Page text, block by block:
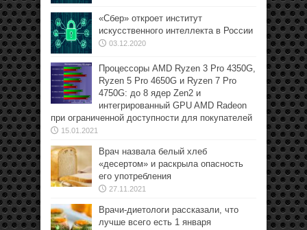
«Сбер» откроет институт
искусственного интеллекта в России
03.12.2020
Процессоры AMD Ryzen 3 Pro 4350G,
Ryzen 5 Pro 4650G и Ryzen 7 Pro
4750G: до 8 ядер Zen2 и
интегрированный GPU AMD Radeon
при ограниченной доступности для покупателей
15.01.2021
Врач назвала белый хлеб
«десертом» и раскрыла опасность
его употребления
27.11.2021
Врачи-диетологи рассказали, что
лучше всего есть 1 января